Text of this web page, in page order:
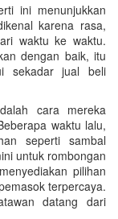
ini menunjukkan
karena rasa,
waktu ke waktu.
dengan baik, itu
sekadar jual beli
cara mereka
waktu lalu,
seperti sambal
untuk rombongan
pilihan
terpercaya.
datang dari